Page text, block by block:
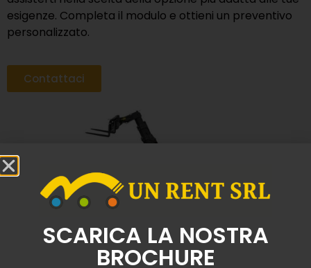
esigenze. Completa il modulo e ottieni un preventivo
personalizzato.
Contattaci
SCARICA LA NOSTRA
BROCHURE